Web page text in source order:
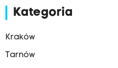
Kategoria
Kraków
Tarnów